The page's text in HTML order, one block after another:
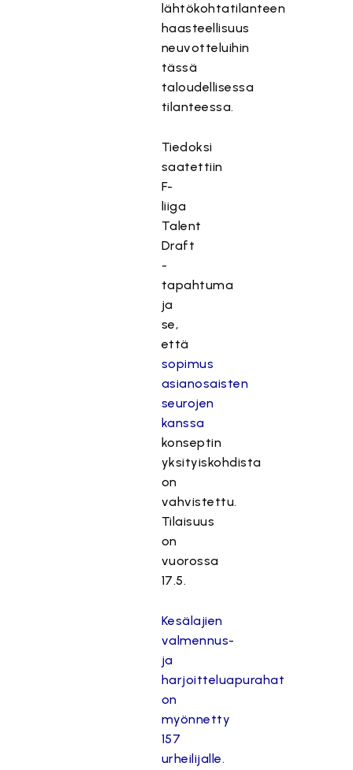
lähtökohtatilanteen
haasteellisuus
neuvotteluihin
tässä
taloudellisessa
tilanteessa.
Tiedoksi
saatettiin
F-
liiga
Talent
Draft
-
tapahtuma
ja
se,
että
sopimus
asianosaisten
seurojen
kanssa
konseptin
yksityiskohdista
on
vahvistettu.
Tilaisuus
on
vuorossa
17.5.
Kesälajien
valmennus-
ja
harjoitteluapurahat
on
myönnetty
157
urheilijalle.